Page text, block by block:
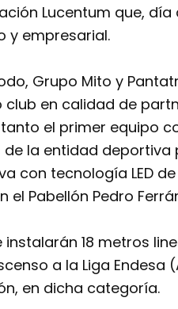
Lucentum que,
y empresarial.
Grupo Mito y
club en calidad de
el primer equipo
de la entidad
con tecnología LED
el Pabellón Pedro
instalarán 18 metros
a la Liga Endesa
en dicha categoría.